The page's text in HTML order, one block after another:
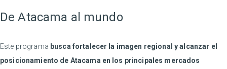
De Atacama al mundo
Este programa busca fortalecer la imagen regional y alcanzar el
posicionamiento de Atacama en los principales mercados